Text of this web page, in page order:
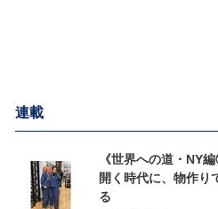
連載
《世界への道・NY
開く時代に、物作り
る